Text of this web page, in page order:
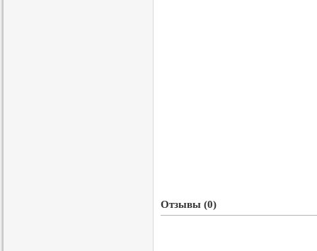
Отзывы (0)